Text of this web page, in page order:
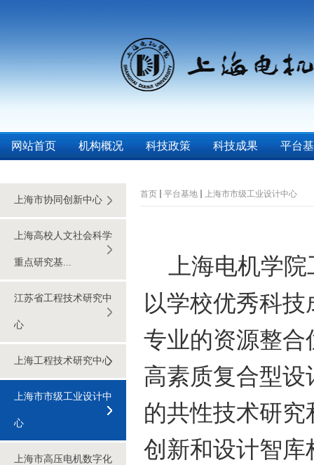
网站首页 机构概况 科技政策 科技成果 平台
上海市协同创新中心
上海高校人文社会科学
重点研究基...
江苏省工程技术研究中
心
上海工程技术研究中心
上海市市级工业设计中
心
上海市高压电机数字化
首页 平台基地 上海市市级工业设计中心
上海电机学
以学校优秀科
专业的资源整合
高素质复合型
的共性技术研
创新和设计智库